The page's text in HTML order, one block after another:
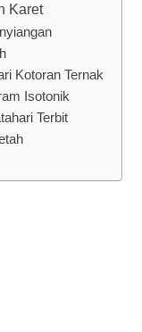
Karet
Kotoran Ternak
Isotonik
Terbit